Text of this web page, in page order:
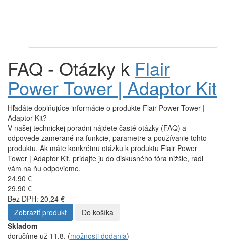
FAQ - Otázky k Flair
Power Tower | Adaptor Kit
Hľadáte doplňujúce informácie o produkte Flair Power Tower |
Adaptor Kit?
V našej technickej poradni nájdete časté otázky (FAQ) a
odpovede zamerané na funkcie, parametre a používanie tohto
produktu. Ak máte konkrétnu otázku k produktu Flair Power
Tower | Adaptor Kit, pridajte ju do diskusného fóra nižšie, radi
vám na ňu odpovieme.
24,90 €
29,90 €
Bez DPH: 20,24 €
Zobraziť produkt
Do košíka
Skladom
doručíme už 11.8. (možnosti dodania)